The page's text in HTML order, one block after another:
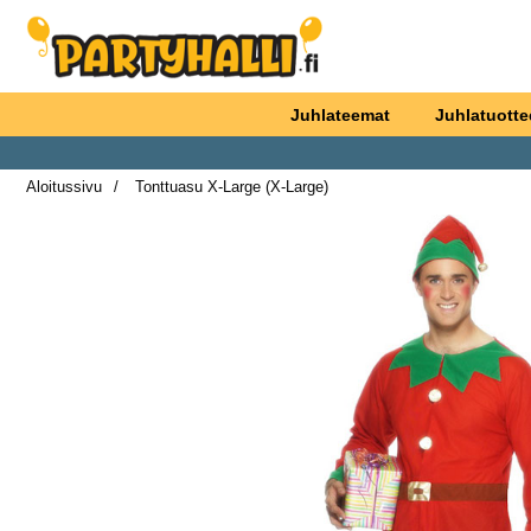
Ostoskori laajennettu Partyhallen AB
Juhlateemat
Aloitussivu
Tonttuasu X-Large (X-Large)